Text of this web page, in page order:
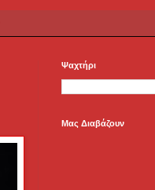
Ψαχτήρι
Μας Διαβάζουν